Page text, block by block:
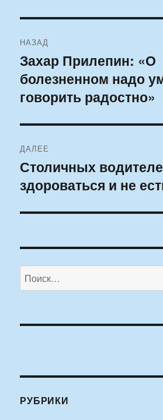
по
записям
НАЗАД
Предыдущая
запись:
Захар Прилепин: «О
болезненном надо
говорить радостно»
ДАЛЕЕ
Следующая
запись:
Столичных
здороваться и не
Искать:
РУБРИКИ